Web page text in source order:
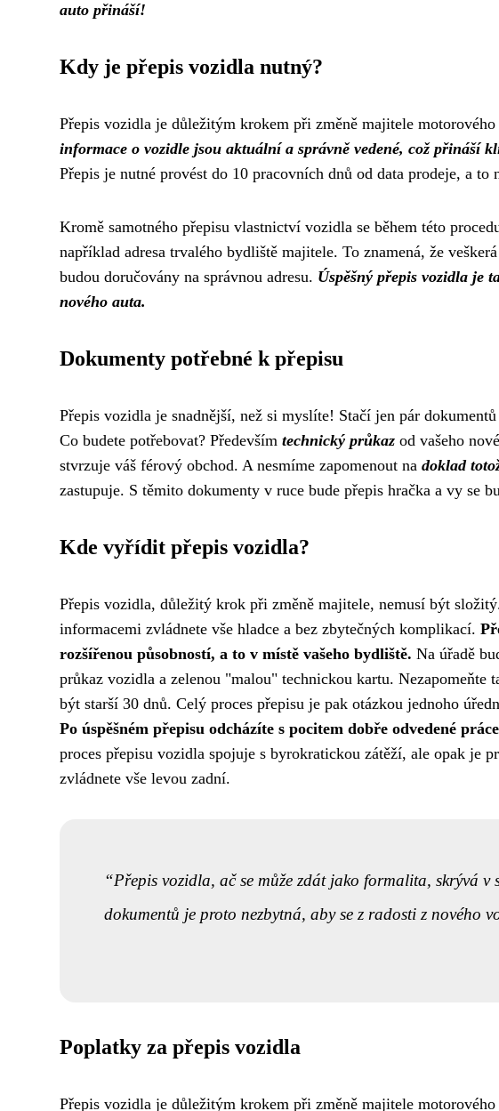
auto přináší!
Kdy je přepis vozidla nutný?
Přepis vozidla je důležitým krokem při změně majitele
informace o vozidle jsou aktuální a správně vedené, což
Přepis je nutné provést do 10 pracovních dnů od data prodeje, a
Kromě samotného přepisu vlastnictví vozidla se během této
například adresa trvalého bydliště majitele. To znamená, že
budou doručovány na správnou adresu. Úspěšný přepis vozidla je
nového auta.
Dokumenty potřebné k přepisu
Přepis vozidla je snadnější, než si myslíte! Stačí jen pár
Co budete potřebovat? Především technický průkaz od vašeho
stvrzuje váš férový obchod. A nesmíme zapomenout na doklad
zastupuje. S těmito dokumenty v ruce bude přepis hračka a vy se
Kde vyřídit přepis vozidla?
Přepis vozidla, důležitý krok při změně majitele, nemusí být
informacemi zvládnete vše hladce a bez zbytečných komplikací.
rozšířenou působností, a to v místě vašeho bydliště. Na úřadě
průkaz vozidla a zelenou "malou" technickou kartu.
být starší 30 dnů. Celý proces přepisu je pak otázkou jednoho
Po úspěšném přepisu odcházíte s pocitem dobře odvedené
proces přepisu vozidla spojuje s byrokratickou zátěží, ale opak je
zvládnete vše levou zadní.
Přepis vozidla, ač se může zdát jako formalita, skrývá
dokumentů je proto nezbytná, aby se z radosti z nového
Poplatky za přepis vozidla
Přepis vozidla je důležitým krokem při změně majitele